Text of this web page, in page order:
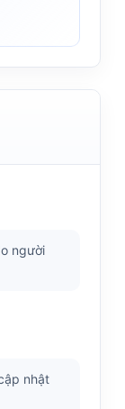
người
nhật